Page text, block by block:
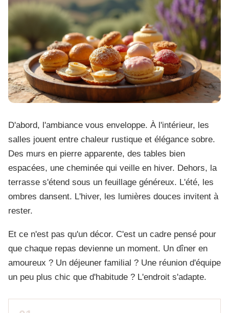
D'abord, l'ambiance vous enveloppe. À l'intérieur, les
salles jouent entre chaleur rustique et élégance sobre.
Des murs en pierre apparente, des tables bien
espacées, une cheminée qui veille en hiver. Dehors, la
terrasse s'étend sous un feuillage généreux. L'été, les
ombres dansent. L'hiver, les lumières douces invitent à
rester.
Et ce n'est pas qu'un décor. C'est un cadre pensé pour
que chaque repas devienne un moment. Un dîner en
amoureux ? Un déjeuner familial ? Une réunion d'équipe
un peu plus chic que d'habitude ? L'endroit s'adapte.